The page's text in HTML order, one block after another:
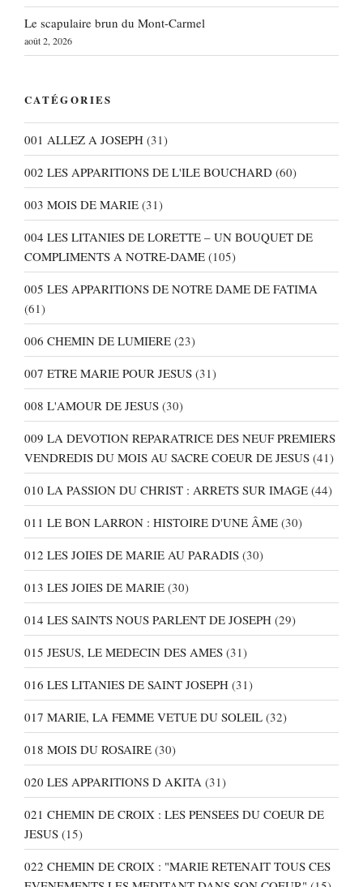
Le scapulaire brun du Mont-Carmel
août 2, 2026
CATÉGORIES
001 ALLEZ A JOSEPH (31)
002 LES APPARITIONS DE L'ILE BOUCHARD (60)
003 MOIS DE MARIE (31)
004 LES LITANIES DE LORETTE – UN BOUQUET DE
COMPLIMENTS A NOTRE-DAME (105)
005 LES APPARITIONS DE NOTRE DAME DE FATIMA
(61)
006 CHEMIN DE LUMIERE (23)
007 ETRE MARIE POUR JESUS (31)
008 L'AMOUR DE JESUS (30)
009 LA DEVOTION REPARATRICE DES NEUF PREMIERS
VENDREDIS DU MOIS AU SACRE COEUR DE JESUS (41)
010 LA PASSION DU CHRIST : ARRETS SUR IMAGE (44)
011 LE BON LARRON : HISTOIRE D'UNE ÂME (30)
012 LES JOIES DE MARIE AU PARADIS (30)
013 LES JOIES DE MARIE (30)
014 LES SAINTS NOUS PARLENT DE JOSEPH (29)
015 JESUS, LE MEDECIN DES AMES (31)
016 LES LITANIES DE SAINT JOSEPH (31)
017 MARIE, LA FEMME VETUE DU SOLEIL (32)
018 MOIS DU ROSAIRE (30)
020 LES APPARITIONS D AKITA (31)
021 CHEMIN DE CROIX : LES PENSEES DU COEUR DE
JESUS (15)
022 CHEMIN DE CROIX : "MARIE RETENAIT TOUS CES